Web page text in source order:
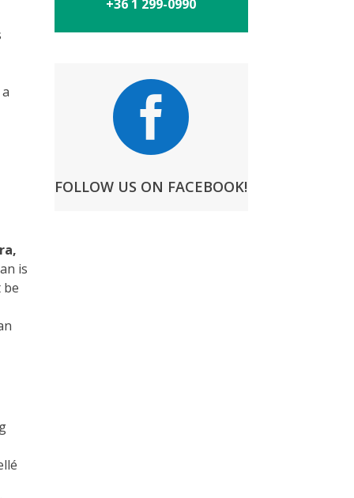
is
be
+36 1 299-0990

FOLLOW US ON FACEBOOK!